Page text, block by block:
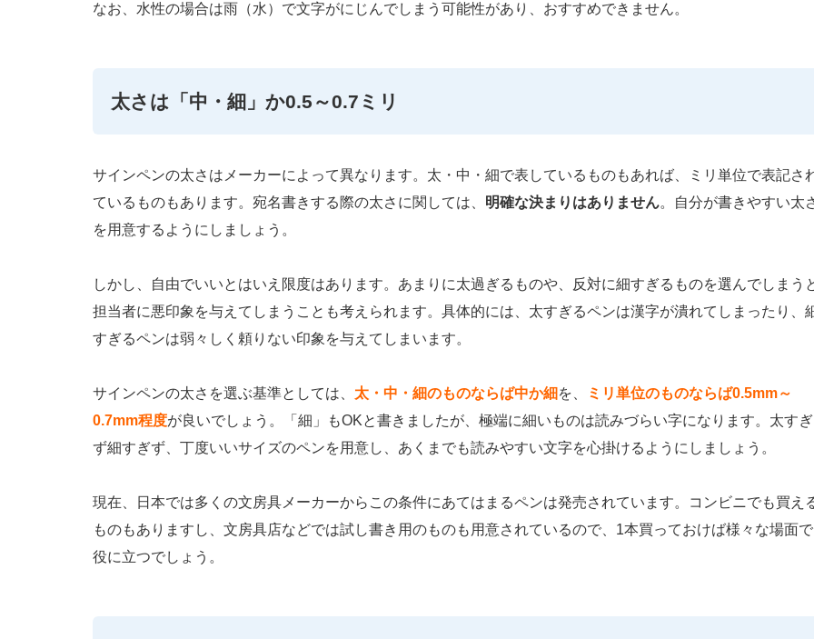
なお、水性の場合は雨（水）で文字がにじんでしまう可能性があり、おすすめできません。
太さは「中・細」か0.5～0.7ミリ
サインペンの太さはメーカーによって異なります。太・中・細で表しているものもあれば、ミリ単位で表記さ
ているものもあります。宛名書きする際の太さに関しては、 明確な決まりはありません。自分が書きやすい太
を用意するようにしましょう。
しかし、自由でいいとはいえ限度はあります。あまりに太過ぎるものや、反対に細すぎるものを選んでしまう
担当者に悪印象を与えてしまうことも考えられます。具体的には、太すぎるペンは漢字が潰れてしまったり、
すぎるペンは弱々しく頼りない印象を与えてしまいます。
サインペンの太さを選ぶ基準としては、 太・中・細のものならば中か細 を、
ミリ単位のものならば0.5mm～
0.7mm程度が良いでしょう。「細」もOKと書きましたが、極端に細いものは読みづらい字になります。太すぎ
ず細すぎず、丁度いいサイズのペンを用意し、あくまでも読みやすい文字を心掛けるようにしましょう。
現在、日本では多くの文房具メーカーからこの条件にあてはまるペンは発売されています。コンビニでも買え
ものもありますし、文房具店などでは試し書き用のものも用意されているので、1本買っておけば様々な場面で
役に立つでしょう。